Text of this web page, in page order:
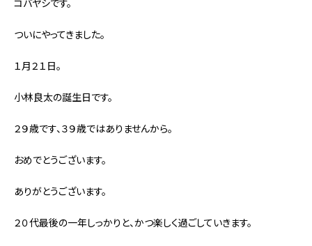
ついにやってきました。
１月２１日。
小林良太の誕生日です。
２９歳です、３９歳ではありませんから。
おめでとうございます。
ありがとうございます。
２０代最後の一年しっかりと、かつ楽しく過ごしていきます。